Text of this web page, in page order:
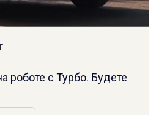
роботе с Турбо. Будете